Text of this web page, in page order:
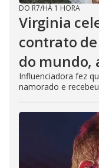
DO R7/HÁ 1 HORA
Virginia
contrato de
do mundo,
Influenciadora fez
namorado e